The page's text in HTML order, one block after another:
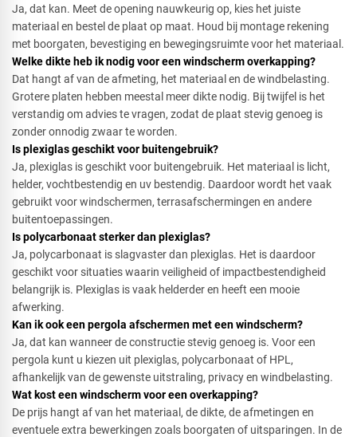
Ja, dat kan. Meet de opening nauwkeurig op, kies het juiste
materiaal en bestel de plaat op maat. Houd bij montage rekening
met boorgaten, bevestiging en bewegingsruimte voor het materiaal.
Welke dikte heb ik nodig voor een windscherm overkapping?​
Dat hangt af van de afmeting, het materiaal en de windbelasting.
Grotere platen hebben meestal meer dikte nodig. Bij twijfel is het
verstandig om advies te vragen, zodat de plaat stevig genoeg is
zonder onnodig zwaar te worden.
Is plexiglas geschikt voor buitengebruik?​
Ja, plexiglas is geschikt voor buitengebruik. Het materiaal is licht,
helder, vochtbestendig en uv bestendig. Daardoor wordt het vaak
gebruikt voor windschermen, terrasafschermingen en andere
buitentoepassingen.
Is polycarbonaat sterker dan plexiglas?​
Ja, polycarbonaat is slagvaster dan plexiglas. Het is daardoor
geschikt voor situaties waarin veiligheid of impactbestendigheid
belangrijk is. Plexiglas is vaak helderder en heeft een mooie
afwerking.
Kan ik ook een pergola afschermen met een windscherm?​
Ja, dat kan wanneer de constructie stevig genoeg is. Voor een
pergola kunt u kiezen uit plexiglas, polycarbonaat of HPL,
afhankelijk van de gewenste uitstraling, privacy en windbelasting.
Wat kost een windscherm voor een overkapping?​
De prijs hangt af van het materiaal, de dikte, de afmetingen en
eventuele extra bewerkingen zoals boorgaten of uitsparingen. In de